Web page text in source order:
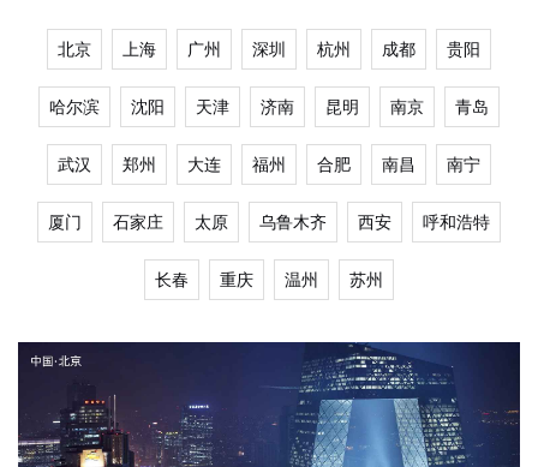
北京 上海 广州 深圳 杭州 成都 贵阳
哈尔滨 沈阳 天津 济南 昆明 南京 青岛
武汉 郑州 大连 福州 合肥 南昌 南宁
厦门 石家庄 太原 乌鲁木齐 西安 呼和浩特
长春 重庆 温州 苏州